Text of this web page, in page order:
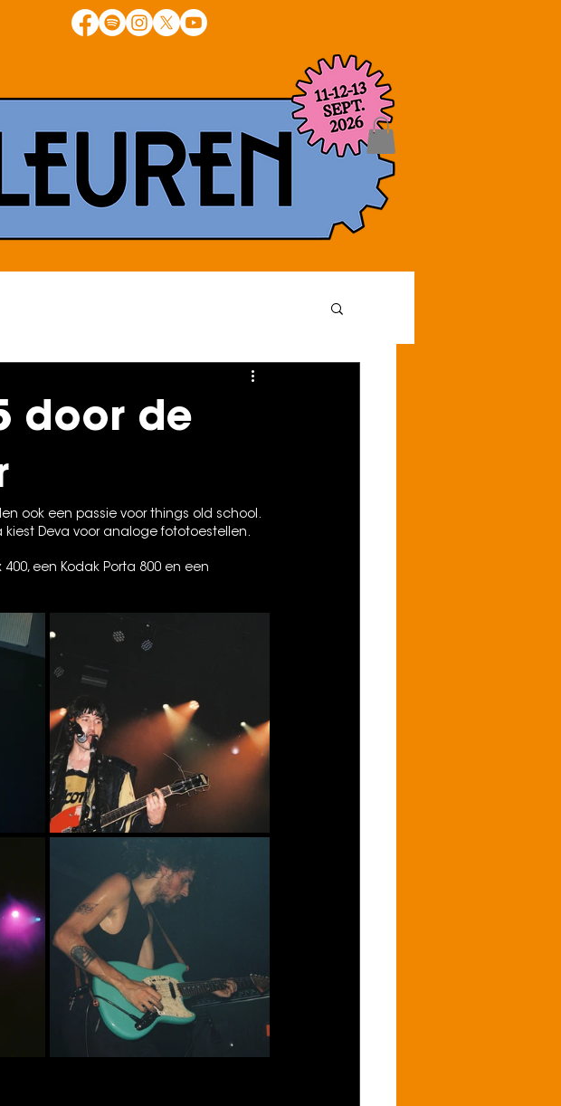
door de
ook een passie voor things old school.
Deva voor analoge fototoestellen.
een Kodak Porta 800 en een